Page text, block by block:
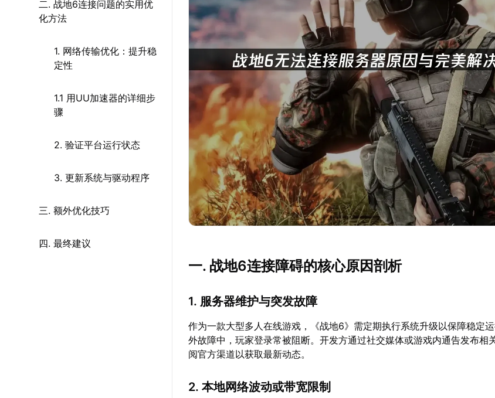
二. 战地6连接问题的实用优
化方法
1. 网络传输优化：提升稳
定性
1.1 用UU加速器的详细步
骤
2. 验证平台运行状态
3. 更新系统与驱动程序
三. 额外优化技巧
四. 最终建议
一. 战地6连接障碍的核心原因剖析
1. 服务器维护与突发故障
作为一款大型多人在线游戏，《战地6》需定期执行系统升级以保障稳定
外故障中，玩家登录常被阻断。开发方通过社交媒体或游戏内通告发布相
阅官方渠道以获取最新动态。
2. 本地网络波动或带宽限制